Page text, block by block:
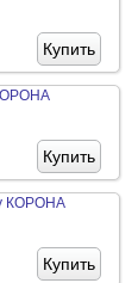
Купить
Купить
КОРОНА
Купить